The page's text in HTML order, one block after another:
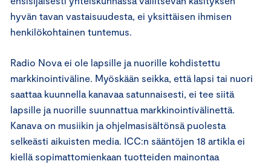
hyvän tavan vastaisuudesta, ei yksittäisen ihmisen
henkilökohtainen tuntemus.
Radio Nova ei ole lapsille ja nuorille kohdistettu
markkinointiväline. Myöskään seikka, että lapsi tai nuori
saattaa kuunnella kanavaa satunnaisesti, ei tee siitä
lapsille ja nuorille suunnattua markkinointivälinettä.
Kanava on musiikin ja ohjelmasisältönsä puolesta
selkeästi aikuisten media. ICC:n sääntöjen 18 artikla ei
kiellä sopimattomienkaan tuotteiden mainontaa